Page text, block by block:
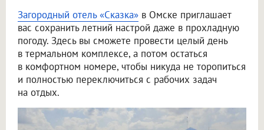
Загородный отель «Сказка» в Омске приглашает
вас сохранить летний настрой даже в прохладную
погоду. Здесь вы сможете провести целый день
в термальном комплексе, а потом остаться
в комфортном номере, чтобы никуда не торопиться
и полностью переключиться с рабочих задач
на отдых.